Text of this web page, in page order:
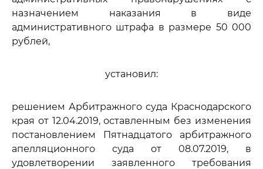
назначением наказания в виде
административного штрафа в размере 50 000
рублей,
установил:
решением Арбитражного суда Краснодарского
края от 12.04.2019, оставленным без изменения
постановлением Пятнадцатого арбитражного
апелляционного суда от 08.07.2019, в
удовлетворении заявленного требования